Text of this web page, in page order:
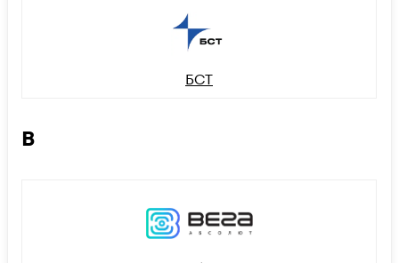
БСТ
В